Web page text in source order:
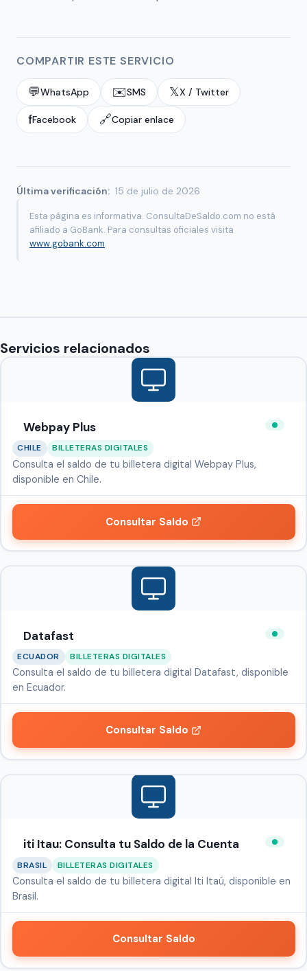
COMPARTIR ESTE SERVICIO
💬WhatsApp ✉️SMS 𝕏X / Twitter
fFacebook 🔗Copiar enlace
Última verificación: 15 de julio de 2026
Esta página es informativa. ConsultaDeSaldo.com no está
afiliado a GoBank. Para consultas oficiales visita
www.gobank.com.
Servicios relacionados
Webpay Plus
CHILE BILLETERAS DIGITALES
Consulta el saldo de tu billetera digital Webpay Plus,
disponible en Chile.
Consultar Saldo
Datafast
ECUADOR BILLETERAS DIGITALES
Consulta el saldo de tu billetera digital Datafast, disponible
en Ecuador.
Consultar Saldo
iti Itau: Consulta tu Saldo de la Cuenta
BRASIL BILLETERAS DIGITALES
Consulta el saldo de tu billetera digital Iti Itaú, disponible en
Brasil.
Consultar Saldo